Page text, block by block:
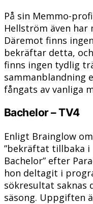
På sin Memmo-
Hellström även har
Däremot finns
bekräftar detta,
finns ingen tydlig
sammanblandning
fångats av vanliga
Bachelor – TV4
Enligt Brainglow
”bekräftat tillbaka i
Bachelor” efter
hon deltagit i
sökresultat saknas
säsong. Uppgiften